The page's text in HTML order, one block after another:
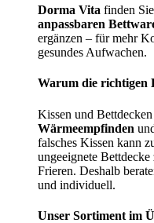
Dorma Vita finden
anpassbaren
ergänzen – für mehr
gesundes Aufwachen.
Warum die richtigen
Kissen und
Wärmeempfinden
falsches Kissen kann
ungeeignete
Frieren. Deshalb
und individuell.
Unser Sortiment im